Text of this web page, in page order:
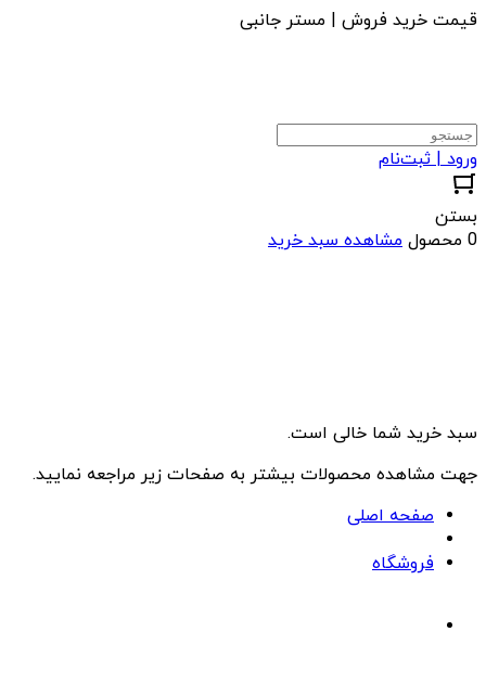
قیمت خرید فروش | مستر جانبی
ورود | ثبت‌نام
بستن
0 محصول
مشاهده سبد خرید
سبد خرید شما خالی است.
جهت مشاهده محصولات بیشتر به صفحات زیر مراجعه نمایید.
صفحه اصلی
فروشگاه